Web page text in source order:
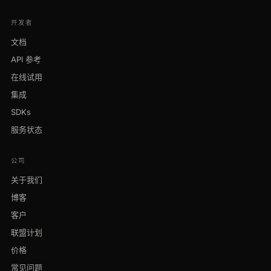
开发者
文档
API 参考
在线试用
集成
SDKs
服务状态
公司
关于我们
博客
客户
联盟计划
价格
常见问题